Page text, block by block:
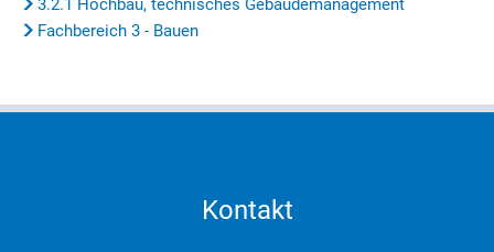
3.2.1 Hochbau, technisches Gebäudemanagement
Fachbereich 3 - Bauen
Kontakt